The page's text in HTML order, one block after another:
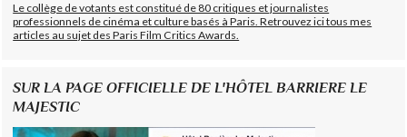
Le collège de votants est constitué de 80 critiques et journalistes
professionnels de cinéma et culture basés à Paris. Retrouvez ici tous mes
articles au sujet des Paris Film Critics Awards.
SUR LA PAGE OFFICIELLE DE L'HÔTEL BARRIERE LE
MAJESTIC